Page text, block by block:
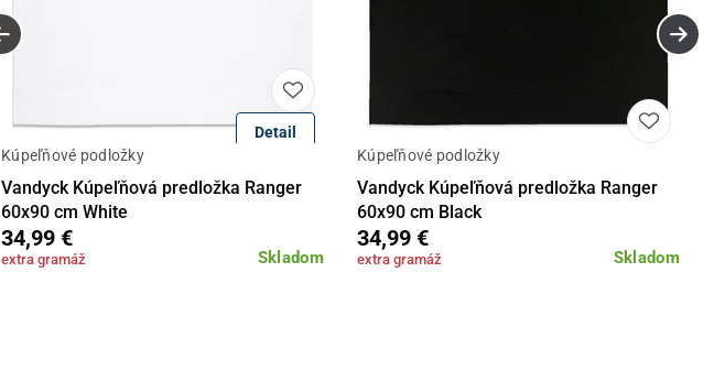
Detail
Kúpeľňové podložky
Vandyck Kúpeľňová predložka Ranger
60x90 cm White
Skladom
34,99 €
extra gramáž
Kúpeľňové podložky
Vandyck Kúpeľňová predložka Ranger
60x90 cm Black
Skladom
34,99 €
extra gramáž